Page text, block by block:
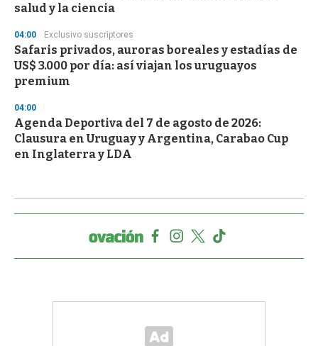
salud y la ciencia
04:00 Exclusivo suscriptores
Safaris privados, auroras boreales y estadías de
US$ 3.000 por día: así viajan los uruguayos
premium
04:00
Agenda Deportiva del 7 de agosto de 2026:
Clausura en Uruguay y Argentina, Carabao Cup
en Inglaterra y LDA